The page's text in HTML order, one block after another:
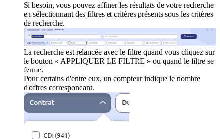
Si besoin, vous pouvez affiner les résultats de votre recherche
en sélectionnant des filtres et critères présents sous les critères
de recherche.
La recherche est relancée avec le filtre quand vous cliquez sur
le bouton « APPLIQUER LE FILTRE » ou quand le filtre se
ferme.
Pour certains d'entre eux, un compteur indique le nombre
d'offres correspondant.